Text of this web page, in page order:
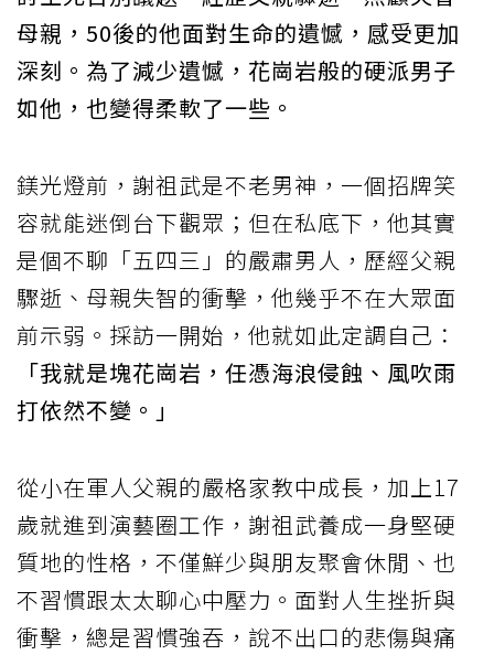
母親，50後的他面對生命的遺憾，感受更加
深刻。為了減少遺憾，花崗岩般的硬派男子
如他，也變得柔軟了一些。
鎂光燈前，謝祖武是不老男神，一個招牌笑
容就能迷倒台下觀眾；但在私底下，他其實
是個不聊「五四三」的嚴肅男人，歷經父親
驟逝、母親失智的衝擊，他幾乎不在大眾面
前示弱。採訪一開始，他就如此定調自己：
「我就是塊花崗岩，任憑海浪侵蝕、風吹雨
打依然不變。」
從小在軍人父親的嚴格家教中成長，加上17
歲就進到演藝圈工作，謝祖武養成一身堅硬
質地的性格，不僅鮮少與朋友聚會休閒、也
不習慣跟太太聊心中壓力。面對人生挫折與
衝擊，總是習慣強吞，說不出口的悲傷與痛